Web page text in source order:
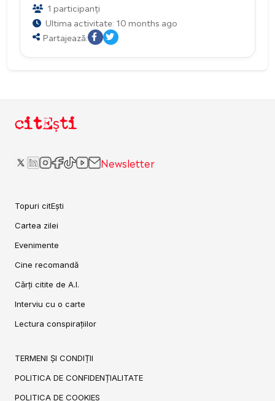
1 participanți
Ultima activitate: 10 months ago
Partajează:
citEști
Newsletter
Topuri citEști
Cartea zilei
Evenimente
Cine recomandă
Cărți citite de A.I.
Interviu cu o carte
Lectura conspirațiilor
TERMENI ȘI CONDIȚII
POLITICA DE CONFIDENȚIALITATE
POLITICA DE COOKIES